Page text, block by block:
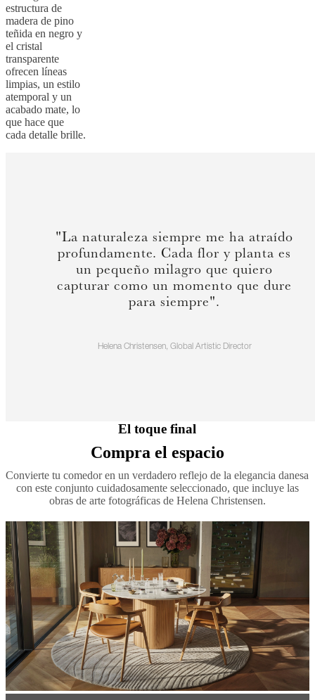
estructura de
madera de pino
teñida en negro y
el cristal
transparente
ofrecen líneas
limpias, un estilo
atemporal y un
acabado mate, lo
que hace que
cada detalle brille.
"La naturaleza siempre me ha atraído
profundamente. Cada flor y planta es
un pequeño milagro que quiero
capturar como un momento que dure
para siempre".
Helena Christensen, Global Artistic Director
El toque final
Compra el espacio
Convierte tu comedor en un verdadero reflejo de la elegancia danesa
con este conjunto cuidadosamente seleccionado, que incluye las
obras de arte fotográficas de Helena Christensen.